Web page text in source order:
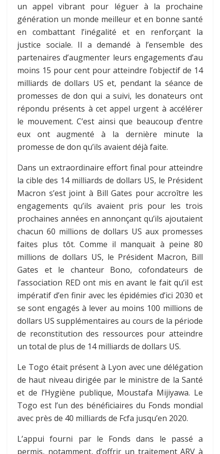
un appel vibrant pour léguer à la prochaine
génération un monde meilleur et en bonne santé
en combattant l’inégalité et en renforçant la
justice sociale. Il a demandé à l’ensemble des
partenaires d’augmenter leurs engagements d’au
moins 15 pour cent pour atteindre l’objectif de 14
milliards de dollars US et, pendant la séance de
promesses de don qui a suivi, les donateurs ont
répondu présents à cet appel urgent à accélérer
le mouvement. C’est ainsi que beaucoup d’entre
eux ont augmenté à la dernière minute la
promesse de don qu’ils avaient déjà faite.
Dans un extraordinaire effort final pour atteindre
la cible des 14 milliards de dollars US, le Président
Macron s’est joint à Bill Gates pour accroître les
engagements qu’ils avaient pris pour les trois
prochaines années en annonçant qu’ils ajoutaient
chacun 60 millions de dollars US aux promesses
faites plus tôt. Comme il manquait à peine 80
millions de dollars US, le Président Macron, Bill
Gates et le chanteur Bono, cofondateurs de
l’association RED ont mis en avant le fait qu’il est
impératif d’en finir avec les épidémies d’ici 2030 et
se sont engagés à lever au moins 100 millions de
dollars US supplémentaires au cours de la période
de reconstitution des ressources pour atteindre
un total de plus de 14 milliards de dollars US.
Le Togo était présent à Lyon avec une délégation
de haut niveau dirigée par le ministre de la Santé
et de l’Hygiène publique, Moustafa Mijiyawa. Le
Togo est l’un des bénéficiaires du Fonds mondial
avec près de 40 milliards de Fcfa jusqu’en 2020.
L’appui fourni par le Fonds dans le passé a
permis, notamment, d’offrir un traitement ARV à